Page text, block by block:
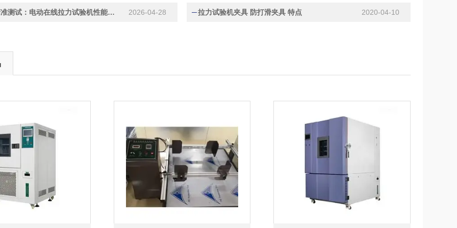
智能驱动精准测试：电动在线拉力试验机性能优势 2026-04-28 拉力试验机夹具 防打滑夹具 特点 2020-04-10